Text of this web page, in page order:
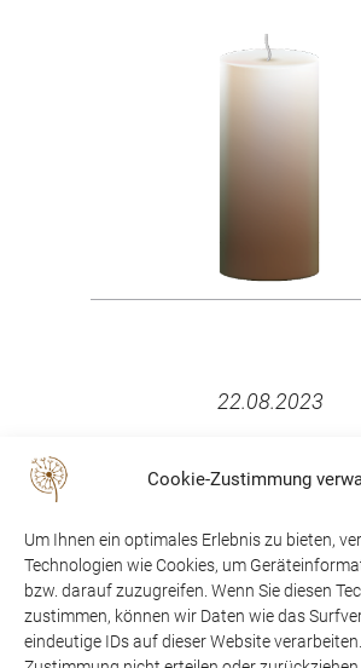
Cookie-Zustimmung
Um Ihnen ein optimales Erlebnis zu bieten,
Technologien wie Cookies, um
bzw. darauf zuzugreifen. Wenn Sie diesen
zustimmen, können wir Daten wie das
eindeutige IDs auf dieser Website
22.08.2023